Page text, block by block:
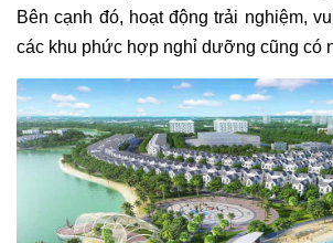
Bên cạnh đó, hoạt động trải nghiệm,
các khu phức hợp nghỉ dưỡng cũng có